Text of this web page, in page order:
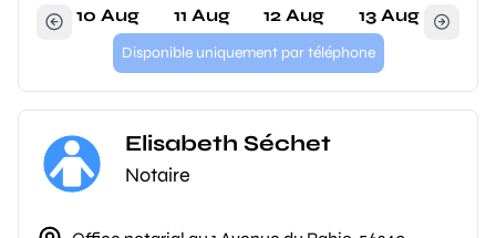
10 Aug
11 Aug
12 Aug
13 Aug
Disponible uniquement par téléphone
Elisabeth Séchet
Notaire